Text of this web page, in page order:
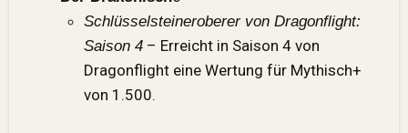
Schlüsselsteineroberer von Dragonflight:
Saison 4– Erreicht in Saison 4 von
Dragonflight eine Wertung für Mythisch+
von 1.500.